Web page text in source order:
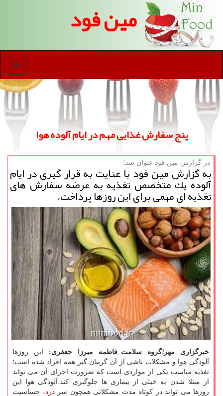
مین فود
منو
پنج سفارش غذایی مهم در ایام آلوده هوا
در گزارش مین فود عنوان شد؛
به گزارش مین فود با عنایت به قرار گیری در ایام
آلوده یك متخصص تغذیه به عرضه سفارش های
تغذیه ای مهمی برای این روزها پرداخت.
خبرگزاری مهر؛گروه سلامت_فاطمه میرزا جعفری:
این روزها
آلودگی هوا و مشكلات ناشی از آن گریبان گیر همه افراد شده است؛
تغذیه مناسب یكی از مواردی است كه ضرورت اجرای آن می تواند
از مبتلا شدن به خیلی از بیماری ها جلوگیری كند.آلودگی هوا این
روزها می تواند در كوتاه مدت مشكلاتی همچون سردرد، حساسیت